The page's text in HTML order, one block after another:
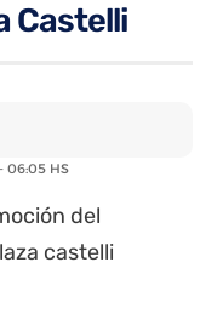
Castelli
06:05 HS